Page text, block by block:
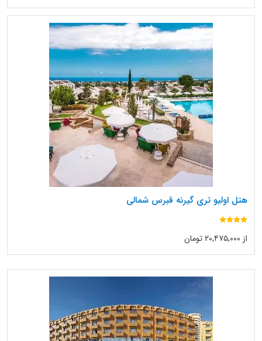
هتل اولیو تری گیرنه قبرس شمالی
از ۲۰,۴۷۵,۰۰۰ تومان